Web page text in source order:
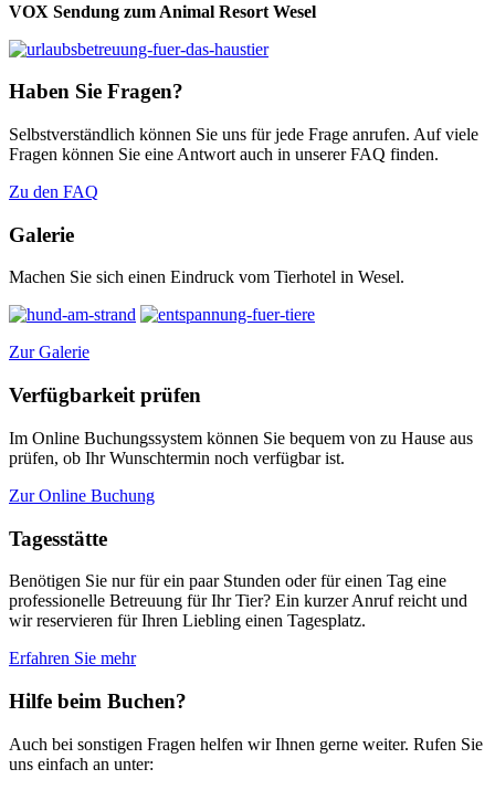
VOX Sendung zum Animal Resort Wesel
Haben Sie Fragen?
Selbstverständlich können Sie uns für jede Frage anrufen. Auf viele
Fragen können Sie eine Antwort auch in unserer FAQ finden.
Zu den FAQ
Galerie
Machen Sie sich einen Eindruck vom Tierhotel in Wesel.
Zur Galerie
Verfügbarkeit prüfen
Im Online Buchungssystem können Sie bequem von zu Hause aus
prüfen, ob Ihr Wunschtermin noch verfügbar ist.
Zur Online Buchung
Tagesstätte
Benötigen Sie nur für ein paar Stunden oder für einen Tag eine
professionelle Betreuung für Ihr Tier? Ein kurzer Anruf reicht und
wir reservieren für Ihren Liebling einen Tagesplatz.
Erfahren Sie mehr
Hilfe beim Buchen?
Auch bei sonstigen Fragen helfen wir Ihnen gerne weiter. Rufen Sie
uns einfach an unter: